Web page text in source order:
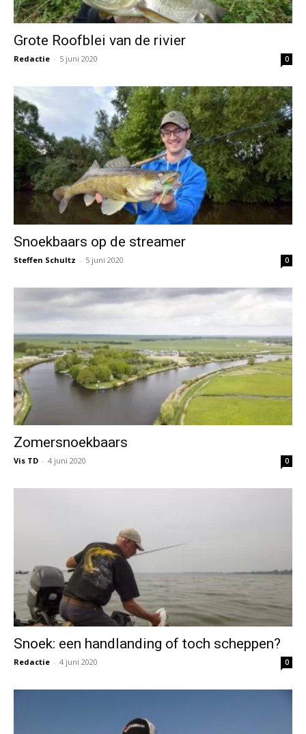
Grote Roofblei van de rivier
Redactie - 5 juni 2020 0
Snoekbaars op de streamer
Steffen Schultz - 5 juni 2020 0
Zomersnoekbaars
Vis TD - 4 juni 2020 0
Snoek: een handlanding of toch scheppen?
Redactie - 4 juni 2020 0